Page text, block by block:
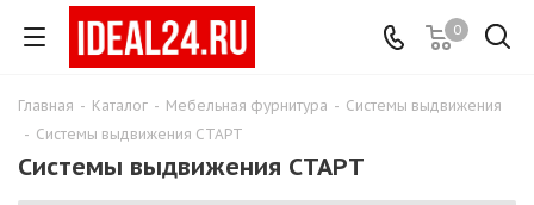
0
Главная - Каталог - Мебельная фурнитура - Системы выдвижения
- Системы выдвижения СТАРТ
Системы выдвижения СТАРТ